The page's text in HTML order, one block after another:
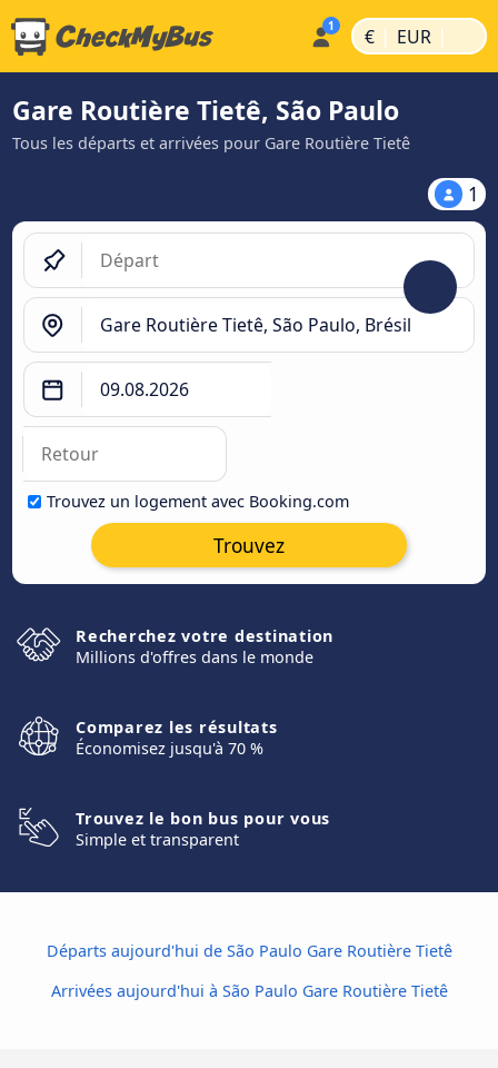
€ | EUR |
Gare Routière Tietê, São Paulo
Tous les départs et arrivées pour Gare Routière Tietê
1
Trouvez un logement avec Booking.com
Trouvez
Recherchez votre destination
Millions d'offres dans le monde
Comparez les résultats
Économisez jusqu'à 70 %
Trouvez le bon bus pour vous
Simple et transparent
Départs aujourd'hui de São Paulo Gare Routière Tietê
Arrivées aujourd'hui à São Paulo Gare Routière Tietê